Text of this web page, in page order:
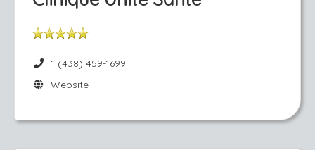
1 (438) 459-1699
Website